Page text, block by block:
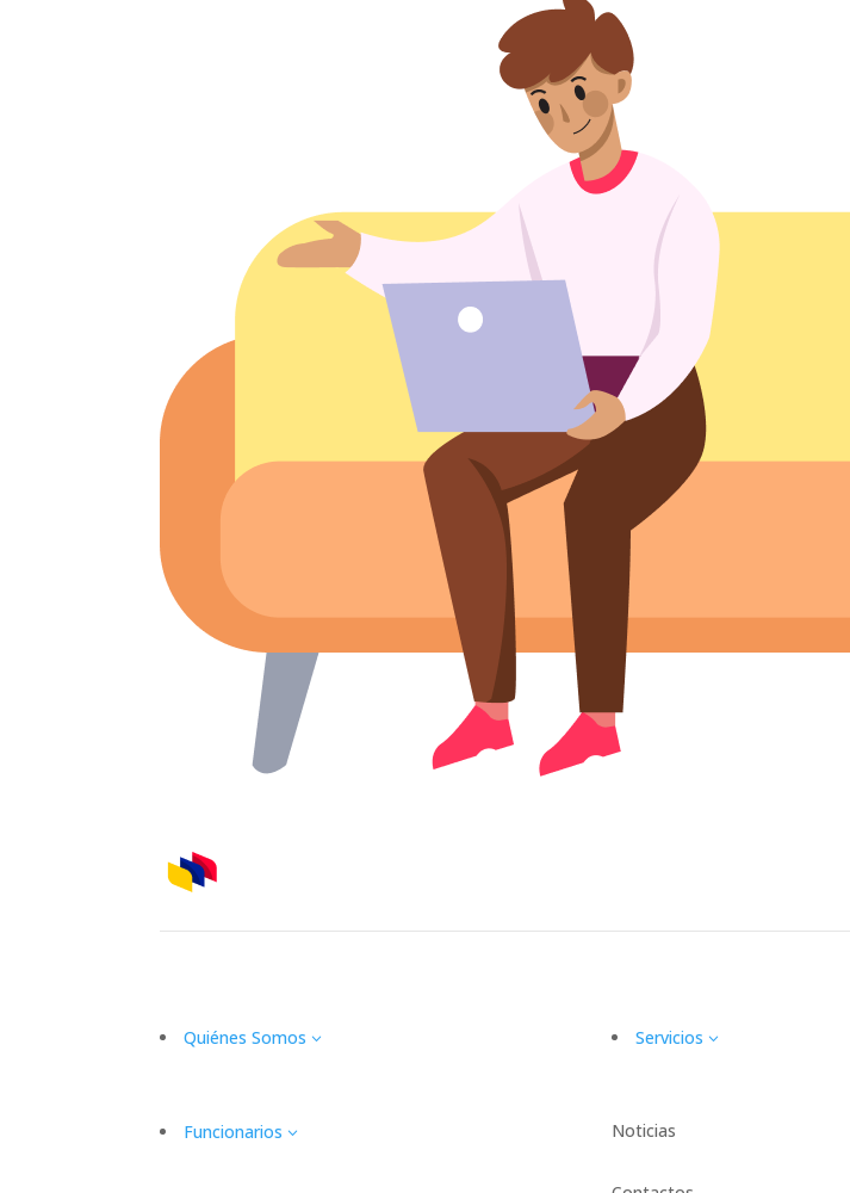
Quiénes Somos 3
Funcionarios 3
Servicios 3
Noticias